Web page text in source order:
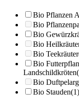
Bio Pflanzen
Bio
Bio
Bio
Bio Teekräuter
Bio
Landschildkröten
Bio
Bio Stauden(1)